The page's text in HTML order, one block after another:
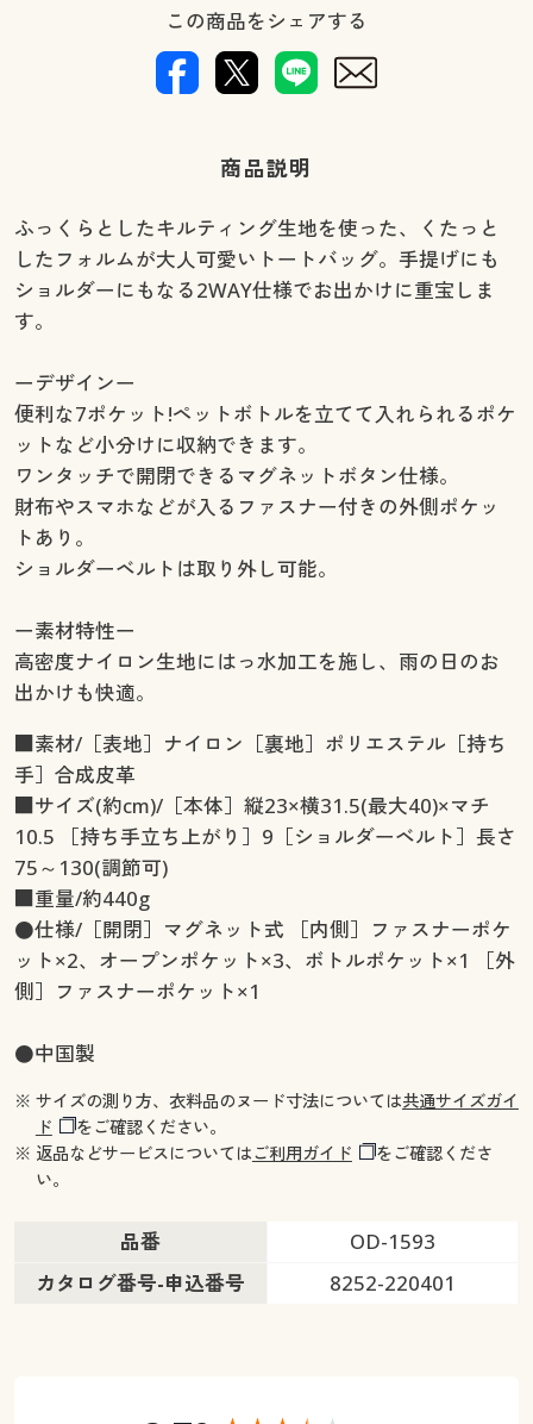
この商品をシェアする
商品説明
ふっくらとしたキルティング生地を使った、くたっと
したフォルムが大人可愛いトートバッグ。手提げにも
ショルダーにもなる2WAY仕様でお出かけに重宝しま
す。
ーデザインー
便利な7ポケット!ペットボトルを立てて入れられるポケ
ットなど小分けに収納できます。
ワンタッチで開閉できるマグネットボタン仕様。
財布やスマホなどが入るファスナー付きの外側ポケッ
トあり。
ショルダーベルトは取り外し可能。
ー素材特性ー
高密度ナイロン生地にはっ水加工を施し、雨の日のお
出かけも快適。
■素材/［表地］ナイロン［裏地］ポリエステル［持ち
手］合成皮革
■サイズ(約cm)/［本体］縦23×横31.5(最大40)×マチ
10.5 ［持ち手立ち上がり］9［ショルダーベルト］長さ
75～130(調節可)
■重量/約440g
●仕様/［開閉］マグネット式 ［内側］ファスナーポケ
ット×2、オープンポケット×3、ボトルポケット×1 ［外
側］ファスナーポケット×1
●中国製
※ サイズの測り方、衣料品のヌード寸法については共通サイズガイ
ド
をご確認ください。
※ 返品などサービスについてはご利用ガイド
をご確認くださ
い。
品番
OD-1593
カタログ番号-申込番号
8252-220401